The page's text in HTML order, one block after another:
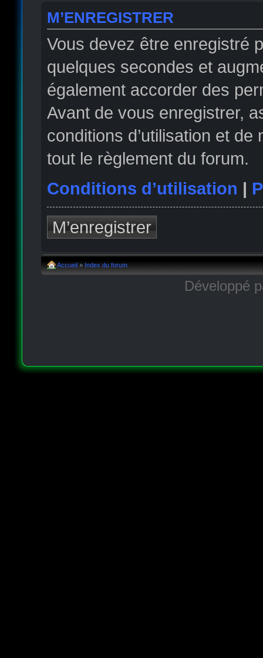
M’ENREGISTRER
Vous devez être enregistré
quelques secondes et
également accorder des
Avant de vous enregistrer,
conditions d’utilisation et
tout le règlement du forum.
Conditions d’utilisation |
M’enregistrer
Accueil » Index du forum
Développé